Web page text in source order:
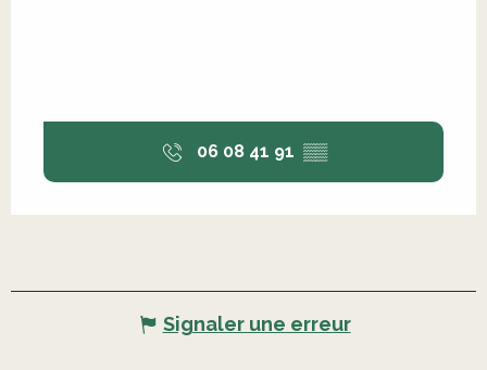
06 08 41 91 ▒▒
Signaler une erreur